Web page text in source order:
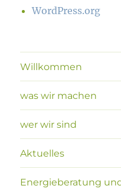
WordPress.org
Willkommen
was wir machen
wer wir sind
Aktuelles
Energieberatung